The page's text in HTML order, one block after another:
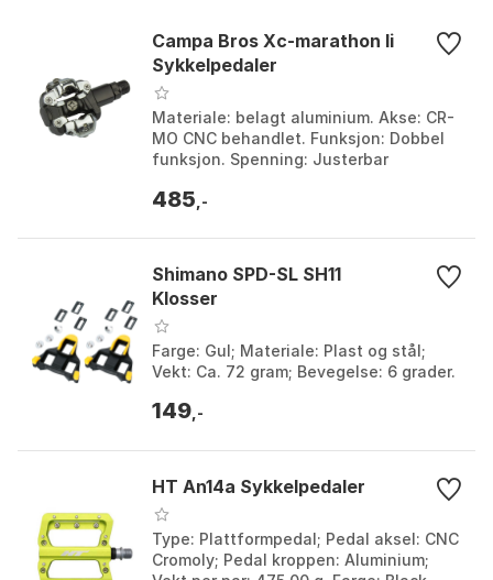
Campa Bros Xc-marathon Ii
Sykkelpedaler
Materiale: belagt aluminium. Akse: CR-
MO CNC behandlet. Funksjon: Dobbel
funksjon. Spenning: Justerbar
Størrelse: One Size.
485 ,-
Shimano SPD-SL SH11
Klosser
Farge: Gul; Materiale: Plast og stål;
Vekt: Ca. 72 gram; Bevegelse: 6 grader.
149 ,-
HT An14a Sykkelpedaler
Type: Plattformpedal; Pedal aksel: CNC
Cromoly; Pedal kroppen: Aluminium;